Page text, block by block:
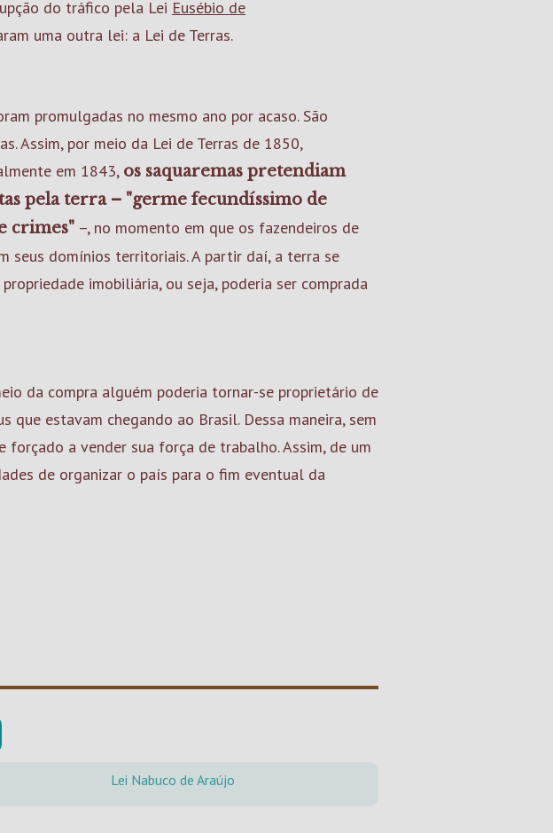
do tráfico pela Lei Eusébio de
uma outra lei: a Lei de Terras.
promulgadas no mesmo ano por acaso. São
Assim, por meio da Lei de Terras de 1850,
em 1843, os saquaremas pretendiam
pela terra – "germe fecundíssimo de
crimes" –, no momento em que os fazendeiros de
seus domínios territoriais. A partir daí, a terra se
imobiliária, ou seja, poderia ser comprada
da compra alguém poderia tornar-se proprietário de
estavam chegando ao Brasil. Dessa maneira, sem
a vender sua força de trabalho. Assim, de um
de organizar o país para o fim eventual da
Lei Nabuco de Araújo